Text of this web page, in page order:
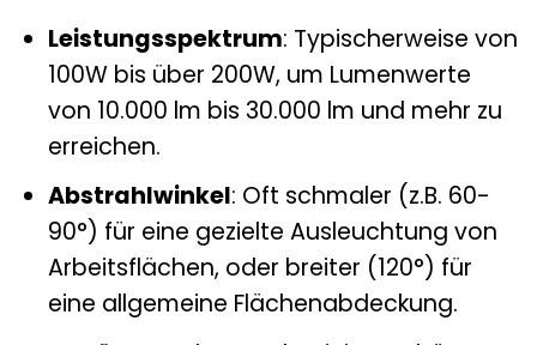
Leistungsspektrum: Typischerweise von
100W bis über 200W, um Lumenwerte
von 10.000 lm bis 30.000 lm und mehr zu
erreichen.
Abstrahlwinkel: Oft schmaler (z.B. 60-
90°) für eine gezielte Ausleuchtung von
Arbeitsflächen, oder breiter (120°) für
eine allgemeine Flächenabdeckung.